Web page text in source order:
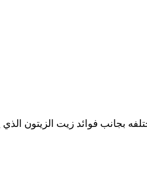
بجانب فوائد زيت الزيتون